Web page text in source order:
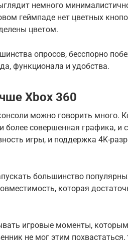
немного
геймпаде нет цветных
цветом.
опросов, бесспорно
функционала и удобства.
Xbox 360
можно говорить много.
совершенная графика, и
игры, и поддержка 4K-
большинство
которая
игровые моменты,
не мог этим похвастаться,